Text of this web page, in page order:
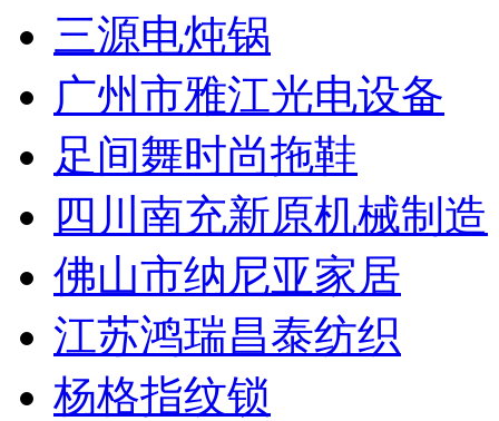
三源电炖锅
广州市雅江光电设备
足间舞时尚拖鞋
四川南充新原机械制造
佛山市纳尼亚家居
江苏鸿瑞昌泰纺织
杨格指纹锁